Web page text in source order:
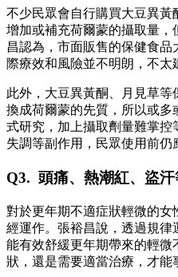
不少民眾會自行購買大豆異
增加或補充荷爾蒙的攝取量
昌認為，市面販售的保健食
際療效和風險並不明朗，不太
此外，大豆異黃酮、月見草
換成荷爾蒙的先質，所以或
式研究，加上攝取劑量難掌
失調等副作用，民眾使用前仍
Q3. 頭痛、熱潮紅、盜
對於更年期不適症狀輕微的
經運作。張裕昌說，透過規
能有效舒緩更年期帶來的輕
狀，還是需要適當治療，才能